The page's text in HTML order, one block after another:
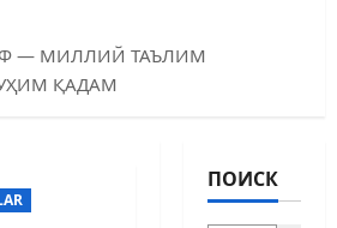
— МИЛЛИЙ ТАЪЛИМ
ҚАДАМ
ПОИСК